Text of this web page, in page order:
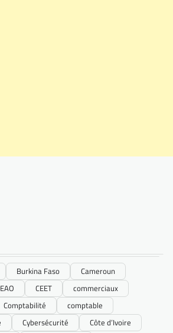
Burkina Faso
Cameroun
CEET
commerciaux
Comptabilité
comptable
Cybersécurité
Côte d’Ivoire